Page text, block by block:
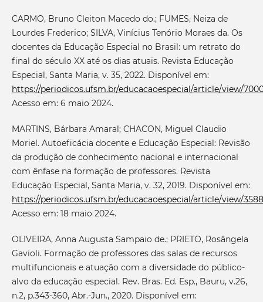
CARMO, Bruno Cleiton Macedo do.; FUMES, Neiza de
Lourdes Frederico; SILVA, Vinícius Tenório Moraes da. Os
docentes da Educação Especial no Brasil: um retrato do
final do século XX até os dias atuais. Revista Educação
Especial, Santa Maria, v. 35, 2022. Disponível em:
https://periodicos.ufsm.br/educacaoespecial/article/view/
Acesso em: 6 maio 2024.
MARTINS, Bárbara Amaral; CHACON, Miguel Claudio
Moriel. Autoeficácia docente e Educação Especial: Revisão
da produção de conhecimento nacional e internacional
com ênfase na formação de professores. Revista
Educação Especial, Santa Maria, v. 32, 2019. Disponível em:
https://periodicos.ufsm.br/educacaoespecial/article/view/
Acesso em: 18 maio 2024.
OLIVEIRA, Anna Augusta Sampaio de.; PRIETO, Rosângela
Gavioli. Formação de professores das salas de recursos
multifuncionais e atuação com a diversidade do público-
alvo da educação especial. Rev. Bras. Ed. Esp., Bauru, v.26,
n.2, p.343-360, Abr.-Jun., 2020. Disponível em: